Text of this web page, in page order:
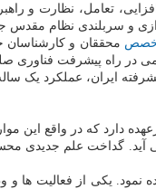
تعامل، نظارت و
و سربلندی نظام مقدس
محققان و کارشناسان
در راه پیشرفت فناوری
عملکرد یک ساله این
دارد که در واقع این
گداخت علم جدیدی
نمود. یکی از